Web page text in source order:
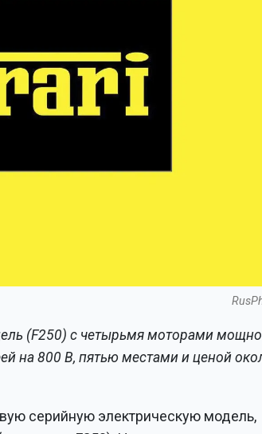
(F250) с четырьмя моторами
на 800 В, пятью местами и ценой
серийную электрическую модель,